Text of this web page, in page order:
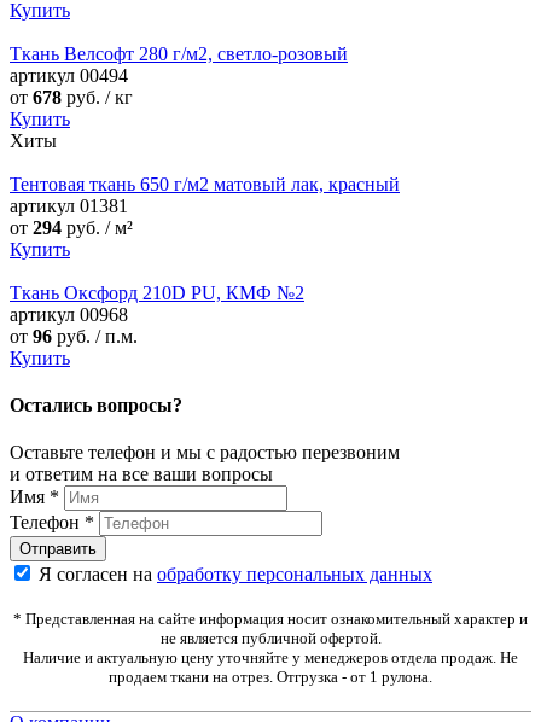
Купить
Ткань Велсофт 280 г/м2, светло-розовый
артикул 00494
от 678 руб. / кг
Купить
Хиты
Тентовая ткань 650 г/м2 матовый лак, красный
артикул 01381
от 294 руб. / м²
Купить
Ткань Оксфорд 210D PU, КМФ №2
артикул 00968
от 96 руб. / п.м.
Купить
Остались вопросы?
Оставьте телефон и мы с радостью перезвоним
и ответим на все ваши вопросы
Имя *
Телефон *
Я согласен на обработку персональных данных
* Представленная на сайте информация носит ознакомительный характер и
не является публичной офертой.
Наличие и актуальную цену уточняйте у менеджеров отдела продаж. Не
продаем ткани на отрез. Отгрузка - от 1 рулона.